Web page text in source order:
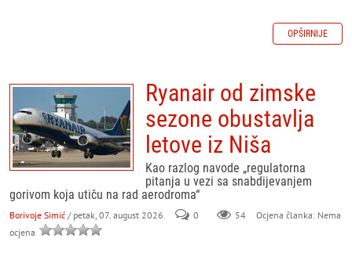
OPŠIRNIJE
Ryanair od zimske
sezone obustavlja
letove iz Niša
Kao razlog navode „regulatorna
pitanja u vezi sa snabdijevanjem
gorivom koja utiču na rad aerodroma“
Borivoje Simić / petak, 07. august 2026. 0 54
Ocjena članka: Nema
ocjena